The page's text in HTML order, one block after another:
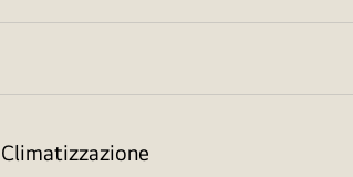
Climatizzazione